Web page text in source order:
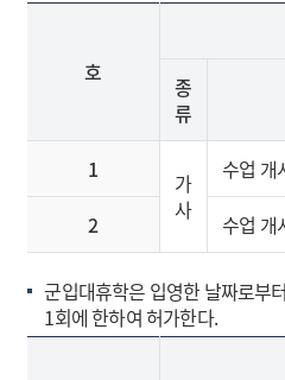
호
종
류
1
가
사
수업 개
2
수업 개
군입대휴학은 입영한 날짜로부
1회에 한하여 허가한다.